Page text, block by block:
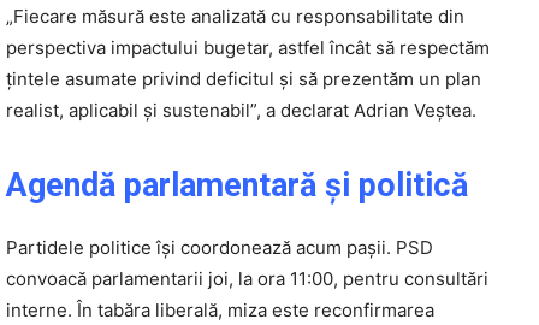
„Fiecare măsură este analizată cu responsabilitate din
perspectiva impactului bugetar, astfel încât să respectăm
țintele asumate privind deficitul și să prezentăm un plan
realist, aplicabil și sustenabil”, a declarat Adrian Veștea.
Agendă parlamentară și politică
Partidele politice își coordonează acum pașii. PSD
convoacă parlamentarii joi, la ora 11:00, pentru consultări
interne. În tabăra liberală, miza este reconfirmarea